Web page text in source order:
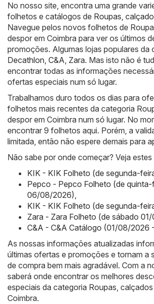
No nosso site, encontra uma grande
folhetos e catálogos de Roupas,
Navegue pelos novos folhetos de
despor em Coimbra para ver os últimos
promoções. Algumas lojas populares da
Decathlon, C&A, Zara. Mas isto não é
encontrar todas as informações
ofertas especiais num só lugar.
Trabalhamos duro todos os dias para
folhetos mais recentes da categoria
despor em Coimbra num só lugar. No
encontrar 9 folhetos aqui. Porém, a
limitada, então não espere demais para
Não sabe por onde começar? Veja
KIK - KIK Folheto (de segunda-
Pepco - Pepco Folheto (de quinta-
06/08/2026),
KIK - KIK Folheto (de segunda-
Zara - Zara Folheto (de sábado
C&A - C&A Catálogo (01/08/2026
As nossas informações atualizadas
últimas ofertas e promoções e tornam a
de compra bem mais agradável. Com a
saberá onde encontrar os melhores
especiais da categoria Roupas,
Coimbra.